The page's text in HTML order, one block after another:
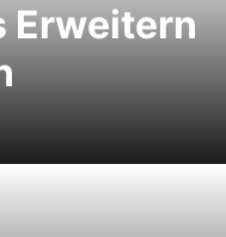
Erweitern